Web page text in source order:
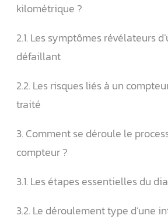
kilométrique ?
2.1. Les symptômes révélateurs
défaillant
2.2. Les risques liés à un
traité
3. Comment se déroule le
compteur ?
3.1. Les étapes essentielles du
3.2. Le déroulement type d’une